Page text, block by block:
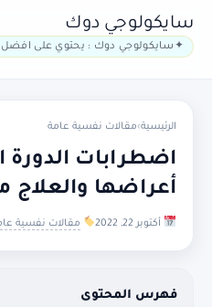
سايكولوجي دوك
سايكولوجي دوك : يحتوي على افضل
الرئيسية›مقالات نفسية عامة
اضطرابات الدورة
أعراضها والعلاج
أكتوبر 22, 2022 مقالات نفسية
فهرس المحتوى